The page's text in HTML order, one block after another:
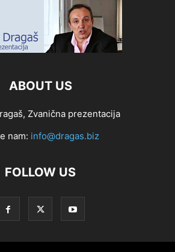
ABOUT US
Zvanična prezentacija
nam: info@dragas.biz
FOLLOW US